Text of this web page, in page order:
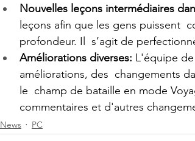
Nouvelles leçons intermédiaires
leçons afin que les gens puissent
profondeur. Il  s’agit de
Améliorations diverses: L'équipe
améliorations, des  changements
le  champ de bataille en mode
commentaires et d'autres
News PC